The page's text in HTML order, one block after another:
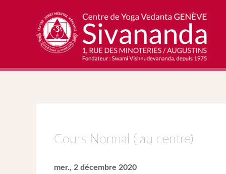
Cours Normal ( au centre)
mer., 2 décembre 2020